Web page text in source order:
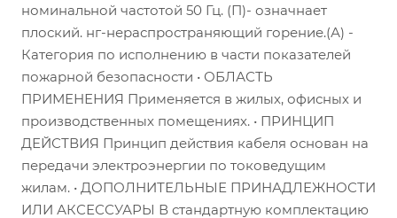
номинальной частотой 50 Гц. (П)- означнает
плоский. нг-нераспространяющий горение.(А) -
Категория по исполнению в части показателей
пожарной безопасности • ОБЛАСТЬ
ПРИМЕНЕНИЯ Применяется в жилых, офисных и
производственных помещениях. • ПРИНЦИП
ДЕЙСТВИЯ Принцип действия кабеля основан на
передачи электроэнергии по токоведущим
жилам. • ДОПОЛНИТЕЛЬНЫЕ ПРИНАДЛЕЖНОСТИ
ИЛИ АКСЕССУАРЫ В стандартную комплектацию